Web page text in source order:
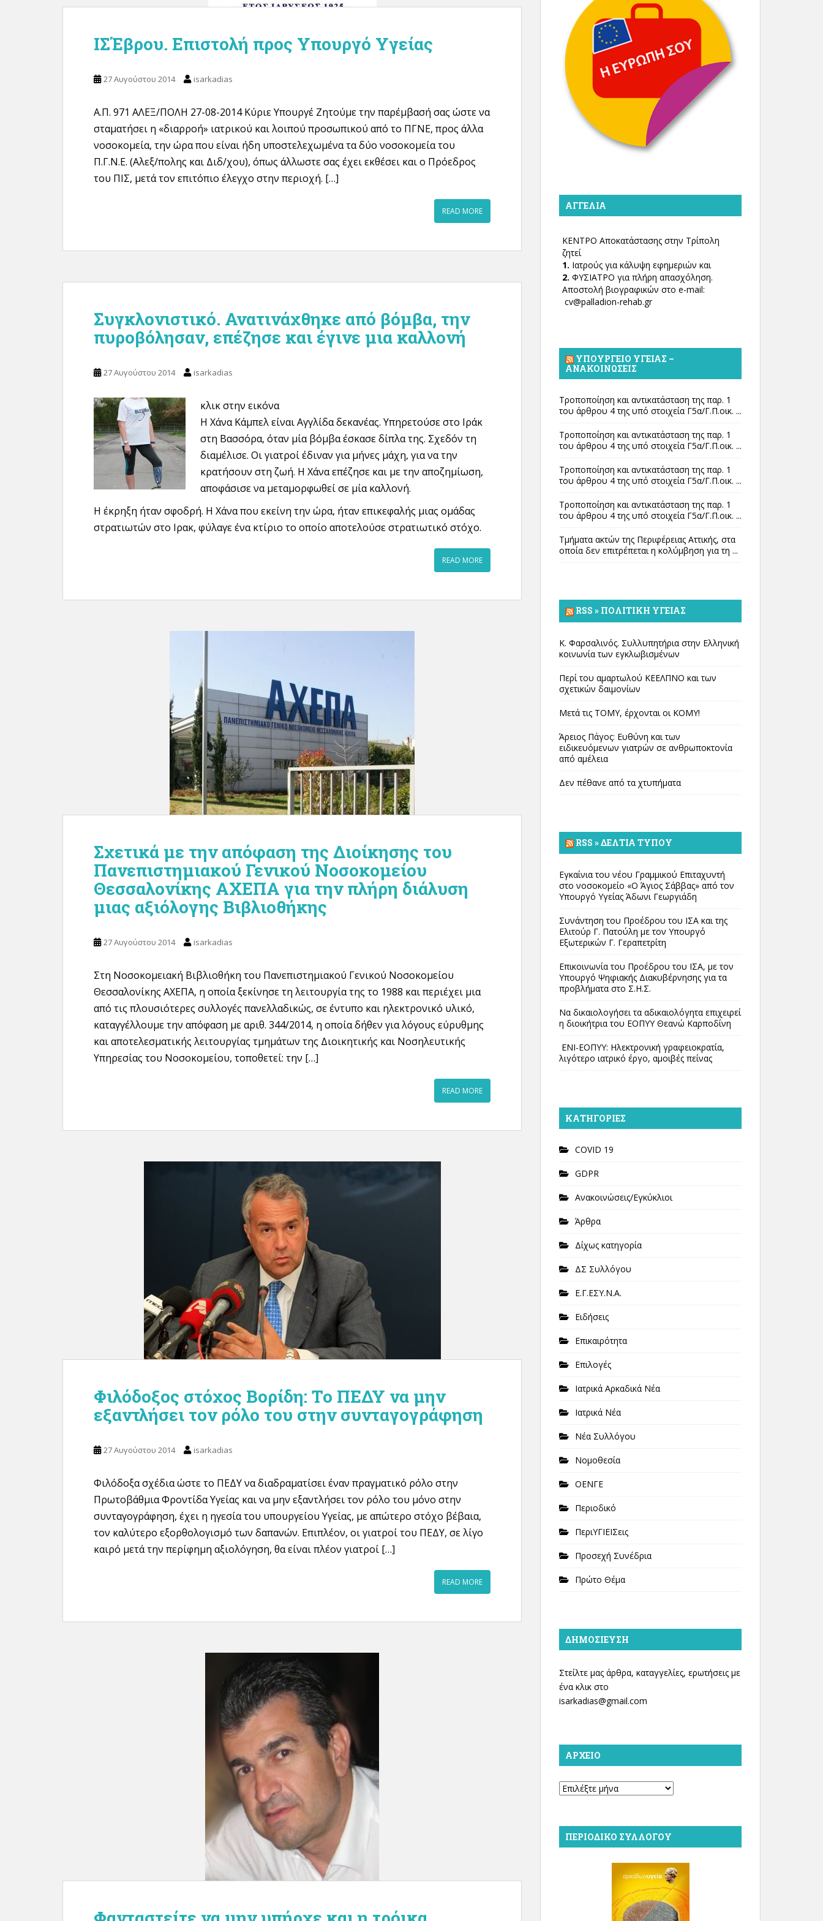
ΙΣΈβρου. Επιστολή προς Υπουργό Υγείας
27 Αυγούστου 2014 isarkadias
Α.Π. 971 ΑΛΕΞ/ΠΟΛΗ 27-08-2014 Κύριε Υπουργέ Ζητούμε την παρέμβασή σας ώστε να
σταματήσει η «διαρροή» ιατρικού και λοιπού προσωπικού από το ΠΓΝΕ, προς άλλα
νοσοκομεία, την ώρα που είναι ήδη υποστελεχωμένα τα δύο νοσοκομεία του
Π.Γ.Ν.Ε. (Αλεξ/πολης και Διδ/χου), όπως άλλωστε σας έχει εκθέσει και ο Πρόεδρος
του ΠΙΣ, μετά τον επιτόπιο έλεγχο στην περιοχή. […]
READ MORE
Συγκλονιστικό. Ανατινάχθηκε από βόμβα, την
πυροβόλησαν, επέζησε και έγινε μια καλλονή
27 Αυγούστου 2014 isarkadias
κλικ στην εικόνα
Η Χάνα Κάμπελ είναι Αγγλίδα δεκανέας. Υπηρετούσε στο Ιράκ
στη Βασσόρα, όταν μία βόμβα έσκασε δίπλα της. Σχεδόν τη
διαμέλισε. Οι γιατροί έδιναν για μήνες μάχη, για να την
κρατήσουν στη ζωή. Η Χάνα επέζησε και με την αποζημίωση,
αποφάσισε να μεταμορφωθεί σε μία καλλονή.
Η έκρηξη ήταν σφοδρή. Η Χάνα που εκείνη την ώρα, ήταν επικεφαλής μιας ομάδας
στρατιωτών στο Ιρακ, φύλαγε ένα κτίριο το οποίο αποτελούσε στρατιωτικό στόχο.
READ MORE
Σχετικά με την απόφαση της Διοίκησης του
Πανεπιστημιακού Γενικού Νοσοκομείου
Θεσσαλονίκης ΑΧΕΠΑ για την πλήρη διάλυση
μιας αξιόλογης Βιβλιοθήκης
27 Αυγούστου 2014 isarkadias
Στη Νοσοκομειακή Βιβλιοθήκη του Πανεπιστημιακού Γενικού Νοσοκομείου
Θεσσαλονίκης ΑΧΕΠΑ, η οποία ξεκίνησε τη λειτουργία της το 1988 και περιέχει μια
από τις πλουσιότερες συλλογές πανελλαδικώς, σε έντυπο και ηλεκτρονικό υλικό,
καταγγέλλουμε την απόφαση με αριθ. 344/2014, η οποία δήθεν για λόγους εύρυθμης
και αποτελεσματικής λειτουργίας τμημάτων της Διοικητικής και Νοσηλευτικής
Υπηρεσίας του Νοσοκομείου, τοποθετεί: την […]
READ MORE
Φιλόδοξος στόχος Βορίδη: Το ΠΕΔΥ να μην
εξαντλήσει τον ρόλο του στην συνταγογράφηση
27 Αυγούστου 2014 isarkadias
Φιλόδοξα σχέδια ώστε το ΠΕΔΥ να διαδραματίσει έναν πραγματικό ρόλο στην
Πρωτοβάθμια Φροντίδα Υγείας και να μην εξαντλήσει τον ρόλο του μόνο στην
συνταγογράφηση, έχει η ηγεσία του υπουργείου Υγείας, με απώτερο στόχο βέβαια,
τον καλύτερο εξορθολογισμό των δαπανών. Επιπλέον, οι γιατροί του ΠΕΔΥ, σε λίγο
καιρό μετά την περίφημη αξιολόγηση, θα είναι πλέον γιατροί […]
READ MORE
ΑΓΓΕΛΊΑ
ΚΕΝΤΡΟ Αποκατάστασης στην Τρίπολη
ζητεί
1. Ιατρούς για κάλυψη εφημεριών και
2. ΦΥΣΙΑΤΡΟ για πλήρη απασχόληση.
Αποστολή βιογραφικών στο e-mail:
cv@palladion-rehab.gr
ΥΠΟΥΡΓΕΊΟ ΥΓΕΊΑΣ –
ΑΝΑΚΟΙΝΏΣΕΙΣ
Τροποποίηση και αντικατάσταση της παρ. 1
του άρθρου 4 της υπό στοιχεία Γ5α/Γ.Π.οικ. ...
Τροποποίηση και αντικατάσταση της παρ. 1
του άρθρου 4 της υπό στοιχεία Γ5α/Γ.Π.οικ. ...
Τροποποίηση και αντικατάσταση της παρ. 1
του άρθρου 4 της υπό στοιχεία Γ5α/Γ.Π.οικ. ...
Τροποποίηση και αντικατάσταση της παρ. 1
του άρθρου 4 της υπό στοιχεία Γ5α/Γ.Π.οικ. ...
Τμήματα ακτών της Περιφέρειας Αττικής, στα
οποία δεν επιτρέπεται η κολύμβηση για τη ...
RSS » ΠΟΛΙΤΙΚΉ ΥΓΕΊΑΣ
Κ. Φαρσαλινός. Συλλυπητήρια στην Ελληνική
κοινωνία των εγκλωβισμένων
Περί του αμαρτωλού ΚΕΕΛΠΝΟ και των
σχετικών δαιμονίων
Μετά τις ΤΟΜΥ, έρχονται οι ΚΟΜΥ!
Άρειος Πάγος: Ευθύνη και των
ειδικευόμενων γιατρών σε ανθρωποκτονία
από αμέλεια
Δεν πέθανε από τα χτυπήματα
RSS » ΔΕΛΤΊΑ ΤΎΠΟΥ
Εγκαίνια του νέου Γραμμικού Επιταχυντή
στο νοσοκομείο «Ο Άγιος Σάββας» από τον
Υπουργό Υγείας Άδωνι Γεωργιάδη
Συνάντηση του Προέδρου του ΙΣΑ και της
Ελιτούρ Γ. Πατούλη με τον Υπουργό
Εξωτερικών Γ. Γεραπετρίτη
Επικοινωνία του Προέδρου του ΙΣΑ, με τον
Υπουργό Ψηφιακής Διακυβέρνησης για τα
προβλήματα στο Σ.Η.Σ.
Να δικαιολογήσει τα αδικαιολόγητα επιχειρεί
η διοικήτρια του ΕΟΠΥΥ Θεανώ Καρποδίνη
ΕΝΙ-ΕΟΠΥΥ: Ηλεκτρονική γραφειοκρατία,
λιγότερο ιατρικό έργο, αμοιβές πείνας
KΑΤΗΓΟΡΊΕΣ
COVID 19
GDPR
Ανακοινώσεις/Εγκύκλιοι
Άρθρα
Δίχως κατηγορία
ΔΣ Συλλόγου
Ε.Γ.ΕΣΥ.Ν.Α.
Ειδήσεις
Επικαιρότητα
Επιλογές
Ιατρικά Αρκαδικά Νέα
Ιατρικά Νέα
Νέα Συλλόγου
Νομοθεσία
ΟΕΝΓΕ
Περιοδικό
ΠεριΥΓΙΕΙΣεις
Προσεχή Συνέδρια
Πρώτο Θέμα
ΔΗΜΟΣΊΕΥΣΗ
Στείλτε μας άρθρα, καταγγελίες, ερωτήσεις με
ένα κλικ στο
isarkadias@gmail.com
ΑΡΧΕΊΟ
Αρχείο
ΠΕΡΙΟΔΙΚΌ ΣΥΛΛΌΓΟΥ